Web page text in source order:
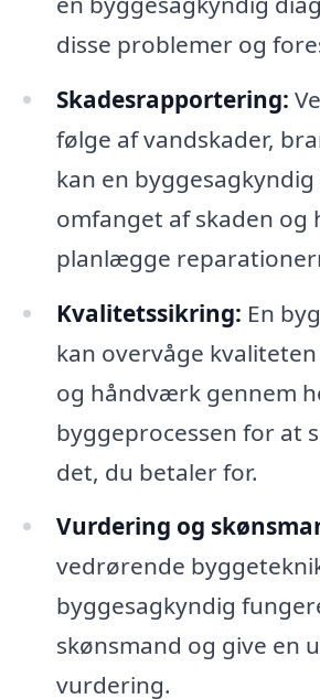
disse problemer og
Skadesrapportering:
følge af vandskader,
kan en
omfanget af skaden og
planlægge
Kvalitetssikring: En
kan overvåge
og håndværk gennem
byggeprocessen for at
det, du betaler for.
Vurdering og
vedrørende
byggesagkyndig
skønsmand og give en
vurdering.